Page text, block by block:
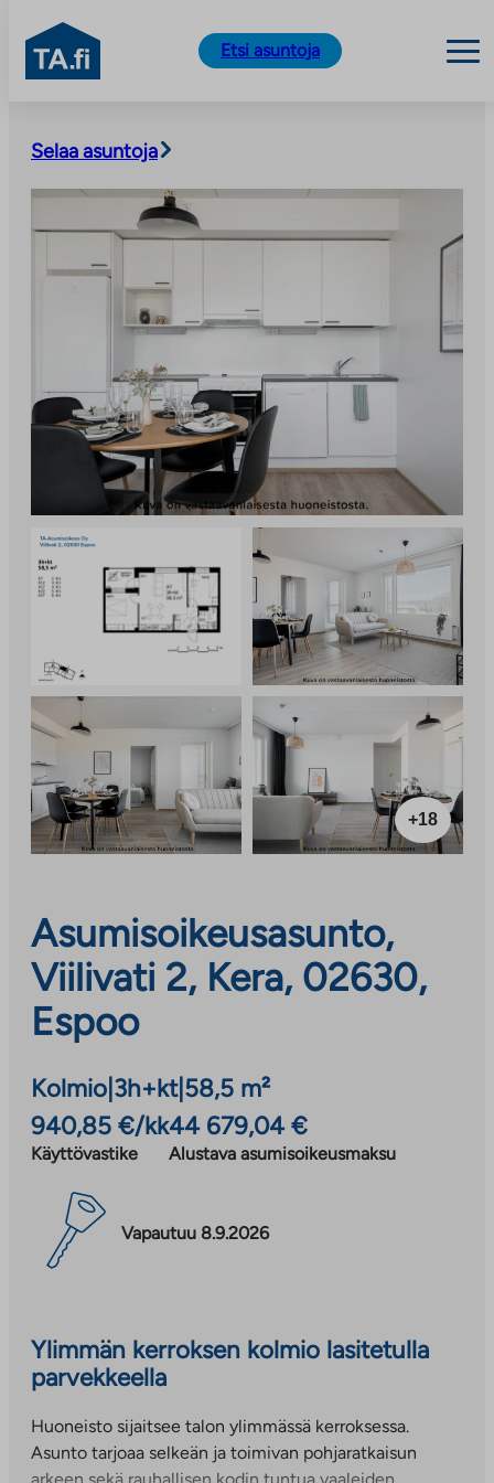
sisältöön
TA.fi
Etsi asuntoja
Selaa asuntoja
+18
Asumisoikeusasunto,
Viilivati 2, Kera, 02630,
Espoo
Kolmio 3h+kt| 58,5 m²
940,85 €/kk
Käyttövastike
44 679,04 €
Alustava asumisoikeusmaksu
Vapautuu 8.9.2026
Ylimmän kerroksen kolmio lasitetulla
parvekkeella
Huoneisto sijaitsee talon ylimmässä kerroksessa.
Asunto tarjoaa selkeän ja toimivan pohjaratkaisun